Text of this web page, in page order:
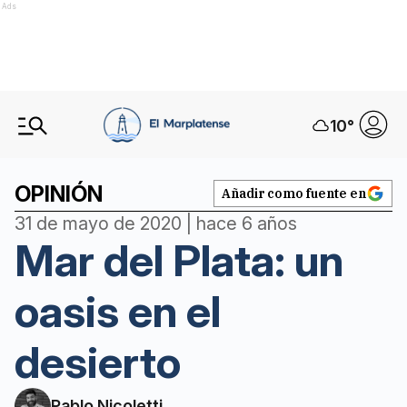
Ads
10°
OPINIÓN Añadir como fuente en
31 de mayo de 2020 | hace 6 años
Mar del Plata: un
oasis en el
desierto